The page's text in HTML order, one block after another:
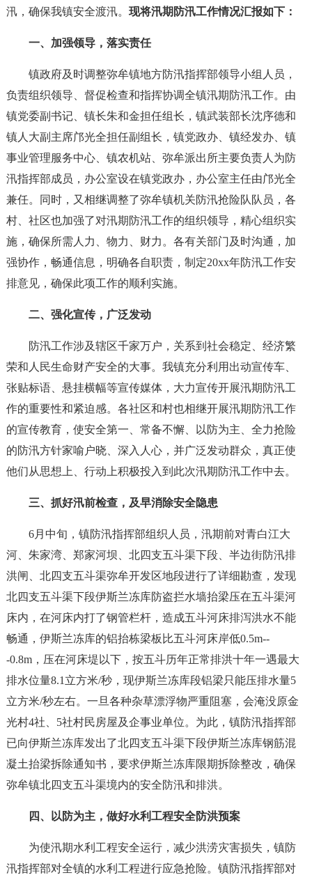
汛，确保我镇安全渡汛。 现将汛期防汛工作情况汇报如下：
一、加强领导，落实责任
镇政府及时调整弥牟镇地方防汛指挥部领导小组人员，
负责组织领导、督促检查和指挥协调全镇汛期防汛工作。由
镇党委副书记、镇长朱和金担任组长，镇武装部长沈序德和
镇人大副主席邝光全担任副组长，镇党政办、镇经发办、镇
事业管理服务中心、镇农机站、弥牟派出所主要负责人为防
汛指挥部成员，办公室设在镇党政办，办公室主任由邝光全
兼任。同时，又相继调整了弥牟镇机关防汛抢险队队员，各
村、社区也加强了对汛期防汛工作的组织领导，精心组织实
施，确保所需人力、物力、财力。各有关部门及时沟通，加
强协作，畅通信息，明确各自职责，制定20xx年防汛工作安
排意见，确保此项工作的顺利实施。
二、强化宣传，广泛发动
防汛工作涉及辖区千家万户，关系到社会稳定、经济繁
荣和人民生命财产安全的大事。我镇充分利用出动宣传车、
张贴标语、悬挂横幅等宣传媒体，大力宣传开展汛期防汛工
作的重要性和紧迫感。各社区和村也相继开展汛期防汛工作
的宣传教育，使安全第一、常备不懈、以防为主、全力抢险
的防汛方针家喻户晓、深入人心，并广泛发动群众，真正使
他们从思想上、行动上积极投入到此次汛期防汛工作中去。
三、抓好汛前检查，及早消除安全隐患
6月中旬，镇防汛指挥部组织人员，汛期前对青白江大
河、朱家湾、郑家河坝、北四支五斗渠下段、半边街防汛排
洪闸、北四支五斗渠弥牟开发区地段进行了详细勘查，发现
北四支五斗渠下段伊斯兰冻库防盗拦水墙抬梁压在五斗渠河
床内，在河床内打了钢管栏杆，造成五斗河床排泻洪水不能
畅通，伊斯兰冻库的铝抬栋梁板比五斗河床岸低0.5m--
-0.8m，压在河床堤以下，按五斗历年正常排洪十年一遇最大
排水位量8.1立方米/秒，现伊斯兰冻库段铝梁只能压排水量5
立方米/秒左右。一旦各种杂草漂浮物严重阻塞，会淹没原金
光村4社、5社村民房屋及企事业单位。为此，镇防汛指挥部
已向伊斯兰冻库发出了北四支五斗渠下段伊斯兰冻库钢筋混
凝土抬梁拆除通知书，要求伊斯兰冻库限期拆除整改，确保
弥牟镇北四支五斗渠境内的安全防汛和排洪。
四、以防为主，做好水利工程安全防洪预案
为使汛期水利工程安全运行，减少洪涝灾害损失，镇防
汛指挥部对全镇的水利工程进行应急抢险。镇防汛指挥部对